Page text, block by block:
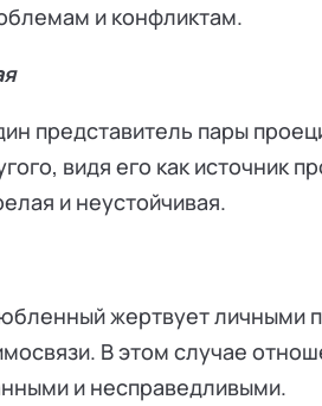
и конфликтам.
представитель пары
видя его как источник
и неустойчивая.
жертвует личными
В этом случае
и несправедливыми.